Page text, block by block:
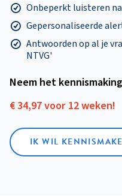
Onbeperkt luisteren
Gepersonaliseerde
Antwoorden op al je
NTVG'
Neem het
€ 34,97 voor 12 weken!
IK WIL